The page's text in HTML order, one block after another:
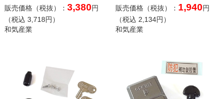
販売価格（税抜）： 3,380円
（税込 3,718円）
和気産業
販売価格（税抜）： 1,940円
（税込2,134円）
和気産業